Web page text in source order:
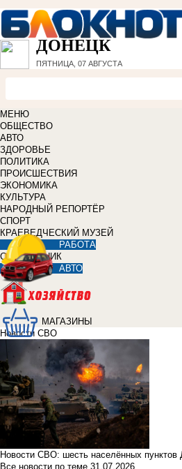
ДОНЕЦК
ПЯТНИЦА, 07 АВГУСТА
МЕНЮ
ОБЩЕСТВО
АВТО
ЗДОРОВЬЕ
ПОЛИТИКА
ПРОИСШЕСТВИЯ
ЭКОНОМИКА
КУЛЬТУРА
НАРОДНЫЙ РЕПОРТЁР
СПОРТ
КРАЕВЕДЧЕСКИЙ МУЗЕЙ
РАБОТА
СПРАВОЧНИК
АВТО
МАГАЗИНЫ
Новости СВО
Новости СВО: шесть населённых
Все новости по теме 31.07.2026